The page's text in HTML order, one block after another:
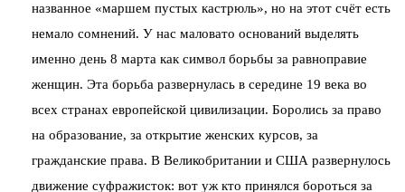
названное «маршем пустых кастрюль», но на этот счёт есть
немало сомнений. У нас маловато оснований выделять
именно день 8 марта как символ борьбы за равноправие
женщин. Эта борьба развернулась в середине 19 века во
всех странах европейской цивилизации. Боролись за право
на образование, за открытие женских курсов, за
гражданские права. В Великобритании и США развернулось
движение суфражисток: вот уж кто принялся бороться за